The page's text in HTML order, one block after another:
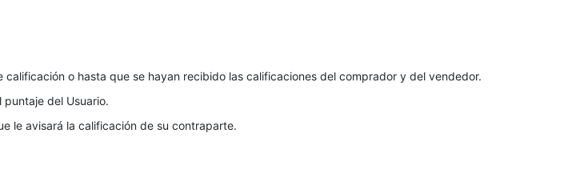
o hasta que se hayan recibido las calificaciones del comprador y del vendedor.
del Usuario.
le avisará la calificación de su contraparte.